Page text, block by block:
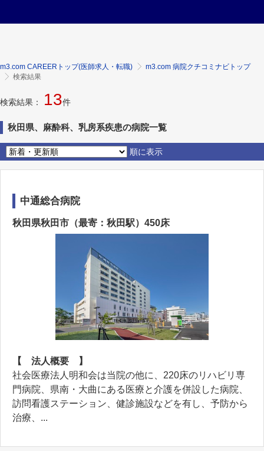
m3.com CAREERトップ(医師求人・転職)
m3.com 病院クチコミナビトップ
検索結果
検索結果： 13件
秋田県、麻酔科、乳房系疾患の病院一覧
順に表示
中通総合病院
秋田県秋田市（最寄：秋田駅）450床
【 法人概要 】
社会医療法人明和会は当院の他に、220床のリハビリ専
門病院、県南・大曲にある医療と介護を併設した病院、
訪問看護ステーション、健診施設などを有し、予防から
治療、...